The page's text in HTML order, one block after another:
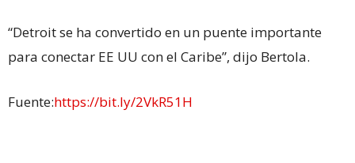
“Detroit se ha convertido en un puente importante
para conectar EE UU con el Caribe”, dijo Bertola.
Fuente:https://bit.ly/2VkR51H